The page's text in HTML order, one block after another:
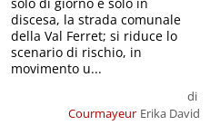
Courmayeur
di
Erika David
discesa, la strada comunale
della Val Ferret; si riduce lo
scenario di rischio, in
movimento u...